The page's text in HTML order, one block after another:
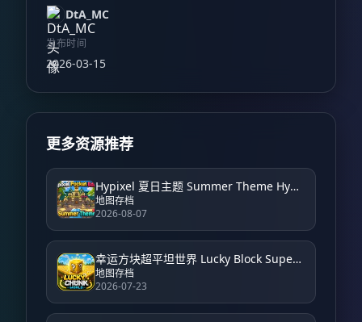
DtA_MC
发布时间
2026-03-15
更多资源推荐
Hypixel 夏日主题 Summer Theme Hypixel
地图存档
2026-08-07
幸运方块超平坦世界 Lucky Block Super Flat World
地图存档
2026-07-23